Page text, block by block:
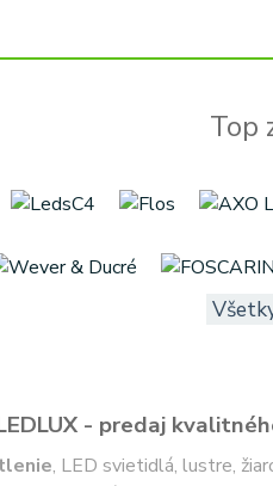
Top
- predaj
, LED svietidlá, lustre,